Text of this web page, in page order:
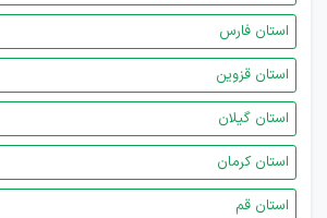
استان فارس
استان قزوین
استان گیلان
استان کرمان
استان قم